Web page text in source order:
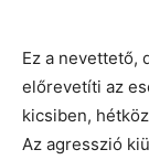
Ez a nevettető,
előrevetíti az
kicsiben,
Az agresszió